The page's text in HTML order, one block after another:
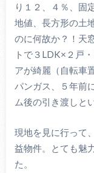
り１２、４％、固
地値、長方形の土
のに何故か？！天
トで３LDK×２戸
アが綺麗（自転車
パンガス、５年前
ム後の引き渡しと
現地を見に行って
益物件。とても魅
た。